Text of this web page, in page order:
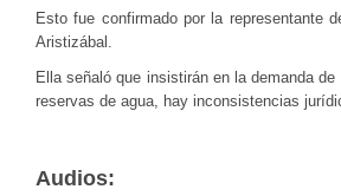
Esto fue confirmado por la representante
Aristizábal.
Ella señaló que insistirán en la demanda
reservas de agua, hay inconsistencias
Audios: